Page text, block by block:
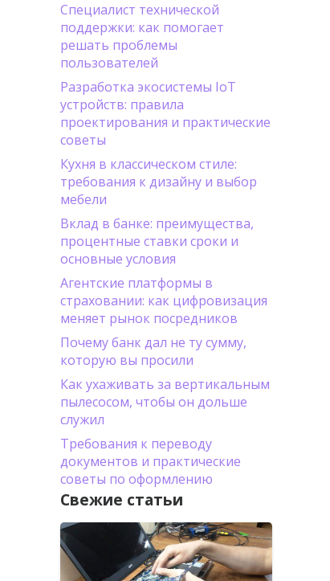
Специалист технической
поддержки: как помогает
решать проблемы
пользователей
Разработка экосистемы IoT
устройств: правила
проектирования и практические
советы
Кухня в классическом стиле:
требования к дизайну и выбор
мебели
Вклад в банке: преимущества,
процентные ставки сроки и
основные условия
Агентские платформы в
страховании: как цифровизация
меняет рынок посредников
Почему банк дал не ту сумму,
которую вы просили
Как ухаживать за вертикальным
пылесосом, чтобы он дольше
служил
Требования к переводу
документов и практические
советы по оформлению
Свежие статьи